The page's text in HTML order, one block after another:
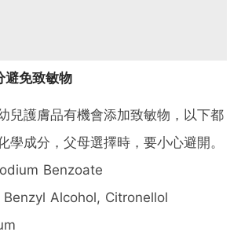
免致敏物
兒護膚品有機會添加致敏物，以下都
學成分，父母選擇時，要小心避開。
Benzoate
Alcohol, Citronellol